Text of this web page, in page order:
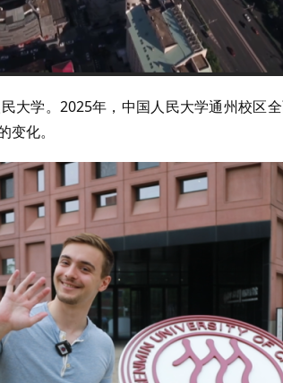
大学。2025年，中国人民大学通州校区
化。